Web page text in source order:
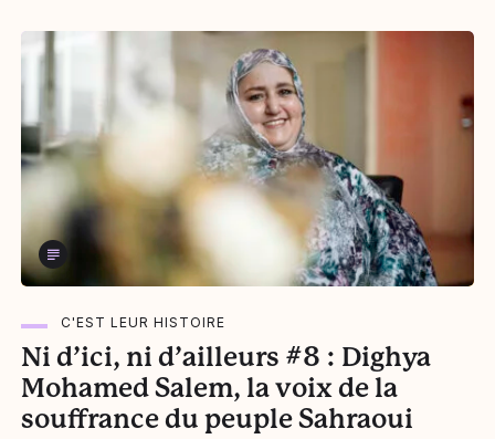
C'EST LEUR HISTOIRE
Ni d’ici, ni d’ailleurs #8 : Dighya
Mohamed Salem, la voix de la
souffrance du peuple Sahraoui